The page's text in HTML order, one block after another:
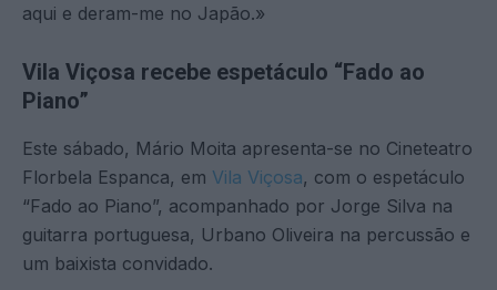
aqui e deram-me no Japão.»
Vila Viçosa recebe espetáculo “Fado ao
Piano”
Este sábado, Mário Moita apresenta-se no Cineteatro
Florbela Espanca, em Vila Viçosa, com o espetáculo
“Fado ao Piano”, acompanhado por Jorge Silva na
guitarra portuguesa, Urbano Oliveira na percussão e
um baixista convidado.